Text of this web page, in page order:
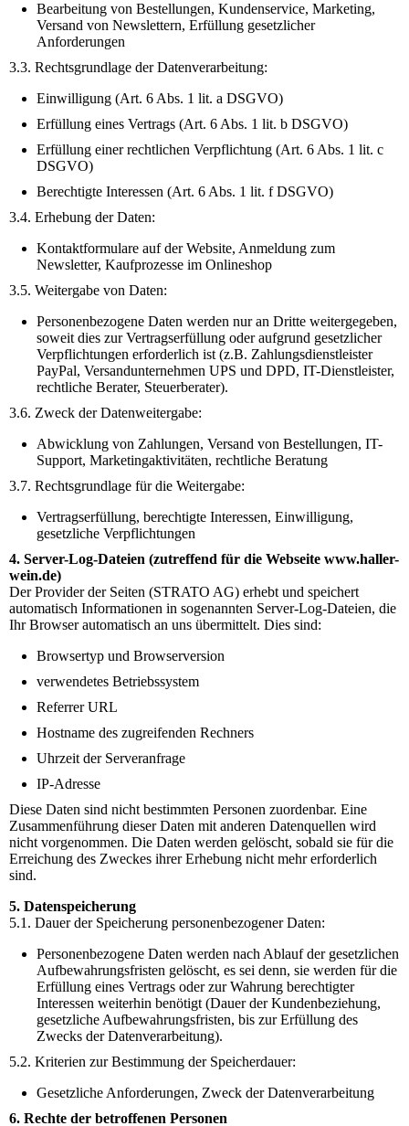
Bearbeitung von Bestellungen, Kundenservice, Marketing,
Versand von Newslettern, Erfüllung gesetzlicher
Anforderungen
3.3. Rechtsgrundlage der Datenverarbeitung:
Einwilligung (Art. 6 Abs. 1 lit. a DSGVO)
Erfüllung eines Vertrags (Art. 6 Abs. 1 lit. b DSGVO)
Erfüllung einer rechtlichen Verpflichtung (Art. 6 Abs. 1 lit. c
DSGVO)
Berechtigte Interessen (Art. 6 Abs. 1 lit. f DSGVO)
3.4. Erhebung der Daten:
Kontaktformulare auf der Website, Anmeldung zum
Newsletter, Kaufprozesse im Onlineshop
3.5. Weitergabe von Daten:
Personenbezogene Daten werden nur an Dritte weitergegeben,
soweit dies zur Vertragserfüllung oder aufgrund gesetzlicher
Verpflichtungen erforderlich ist (z.B. Zahlungsdienstleister
PayPal, Versandunternehmen UPS und DPD, IT-Dienstleister,
rechtliche Berater, Steuerberater).
3.6. Zweck der Datenweitergabe:
Abwicklung von Zahlungen, Versand von Bestellungen, IT-
Support, Marketingaktivitäten, rechtliche Beratung
3.7. Rechtsgrundlage für die Weitergabe:
Vertragserfüllung, berechtigte Interessen, Einwilligung,
gesetzliche Verpflichtungen
4. Server-Log-Dateien (zutreffend für die Webseite www.haller-
wein.de)
Der Provider der Seiten (STRATO AG) erhebt und speichert
automatisch Informationen in sogenannten Server-Log-Dateien, die
Ihr Browser automatisch an uns übermittelt. Dies sind:
Browsertyp und Browserversion
verwendetes Betriebssystem
Referrer URL
Hostname des zugreifenden Rechners
Uhrzeit der Serveranfrage
IP-Adresse
Diese Daten sind nicht bestimmten Personen zuordenbar. Eine
Zusammenführung dieser Daten mit anderen Datenquellen wird
nicht vorgenommen. Die Daten werden gelöscht, sobald sie für die
Erreichung des Zweckes ihrer Erhebung nicht mehr erforderlich
sind.
5. Datenspeicherung
5.1. Dauer der Speicherung personenbezogener Daten:
Personenbezogene Daten werden nach Ablauf der gesetzlichen
Aufbewahrungsfristen gelöscht, es sei denn, sie werden für die
Erfüllung eines Vertrags oder zur Wahrung berechtigter
Interessen weiterhin benötigt (Dauer der Kundenbeziehung,
gesetzliche Aufbewahrungsfristen, bis zur Erfüllung des
Zwecks der Datenverarbeitung).
5.2. Kriterien zur Bestimmung der Speicherdauer:
Gesetzliche Anforderungen, Zweck der Datenverarbeitung
6. Rechte der betroffenen Personen